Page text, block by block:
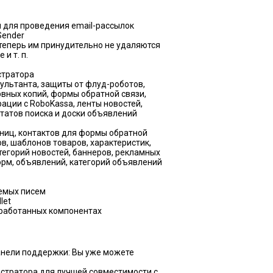
проведения email-рассылок
им принудительно не удаляются
и т. п.
защиты от флуд-роботов,
копий, формы обратной связи,
с RoboKassa, ленты новостей,
поиска и доски объявлений
контактов для формы обратной
шаблонов товаров, характеристик,
новостей, баннеров, рекламных
объявлений, категорий объявлений
писем
компонентах
поддержки: Вы уже можете